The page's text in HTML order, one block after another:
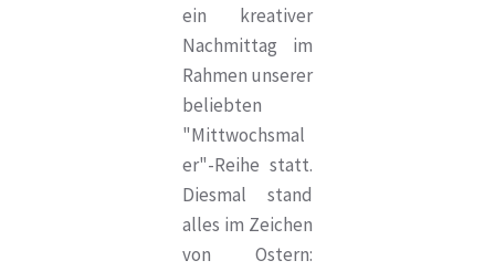
ein kreativer
Nachmittag im
Rahmen unserer
beliebten
"Mittwochsmal
er"-Reihe statt.
Diesmal stand
alles im Zeichen
von Ostern: